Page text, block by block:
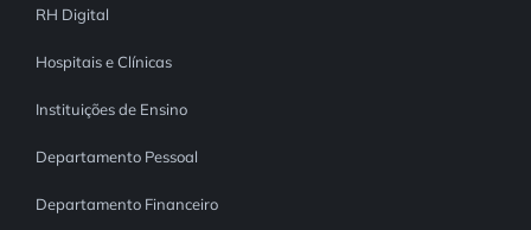
RH Digital
Hospitais e Clínicas
Instituições de Ensino
Departamento Pessoal
Departamento Financeiro